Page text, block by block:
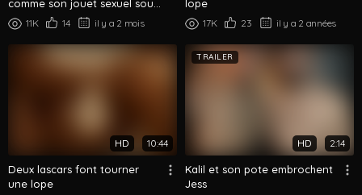
comme son jouet sexuel sous
son pied
11K 14 il y a 2 mois
lope
17K 23 il y a 2 années
HD 10:44
Deux lascars font tourner
une lope
TRAILER
HD 2:14
Kalil et son pote embrochent
Jess